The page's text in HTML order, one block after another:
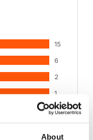
About
15
6
2
1
0